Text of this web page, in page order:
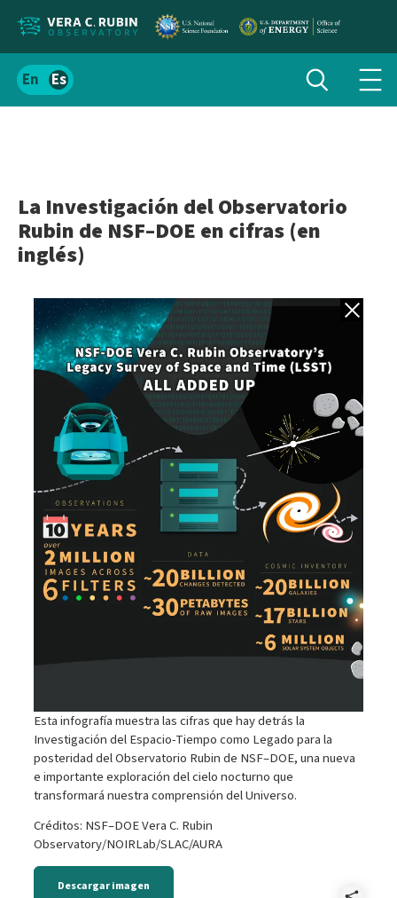
Localizar
el
Español
Alternar
búsqueda
La Investigación del Observatorio
Rubin de NSF–DOE en cifras (en
inglés)
Volver a
Esta infografía muestra las cifras que hay detrás la
Investigación del Espacio-Tiempo como Legado para la
posteridad del Observatorio Rubin de NSF–DOE, una nueva
e importante exploración del cielo nocturno que
transformará nuestra comprensión del Universo.
Créditos: NSF–DOE Vera C. Rubin
Observatory/NOIRLab/SLAC/AURA
Descargar imagen